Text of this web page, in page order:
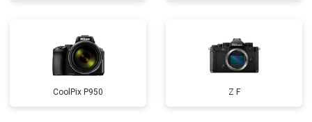
CoolPix P950 Z F